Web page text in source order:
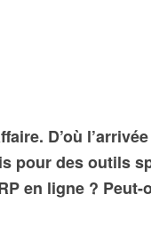
D’où
pour des outils
en ligne ?